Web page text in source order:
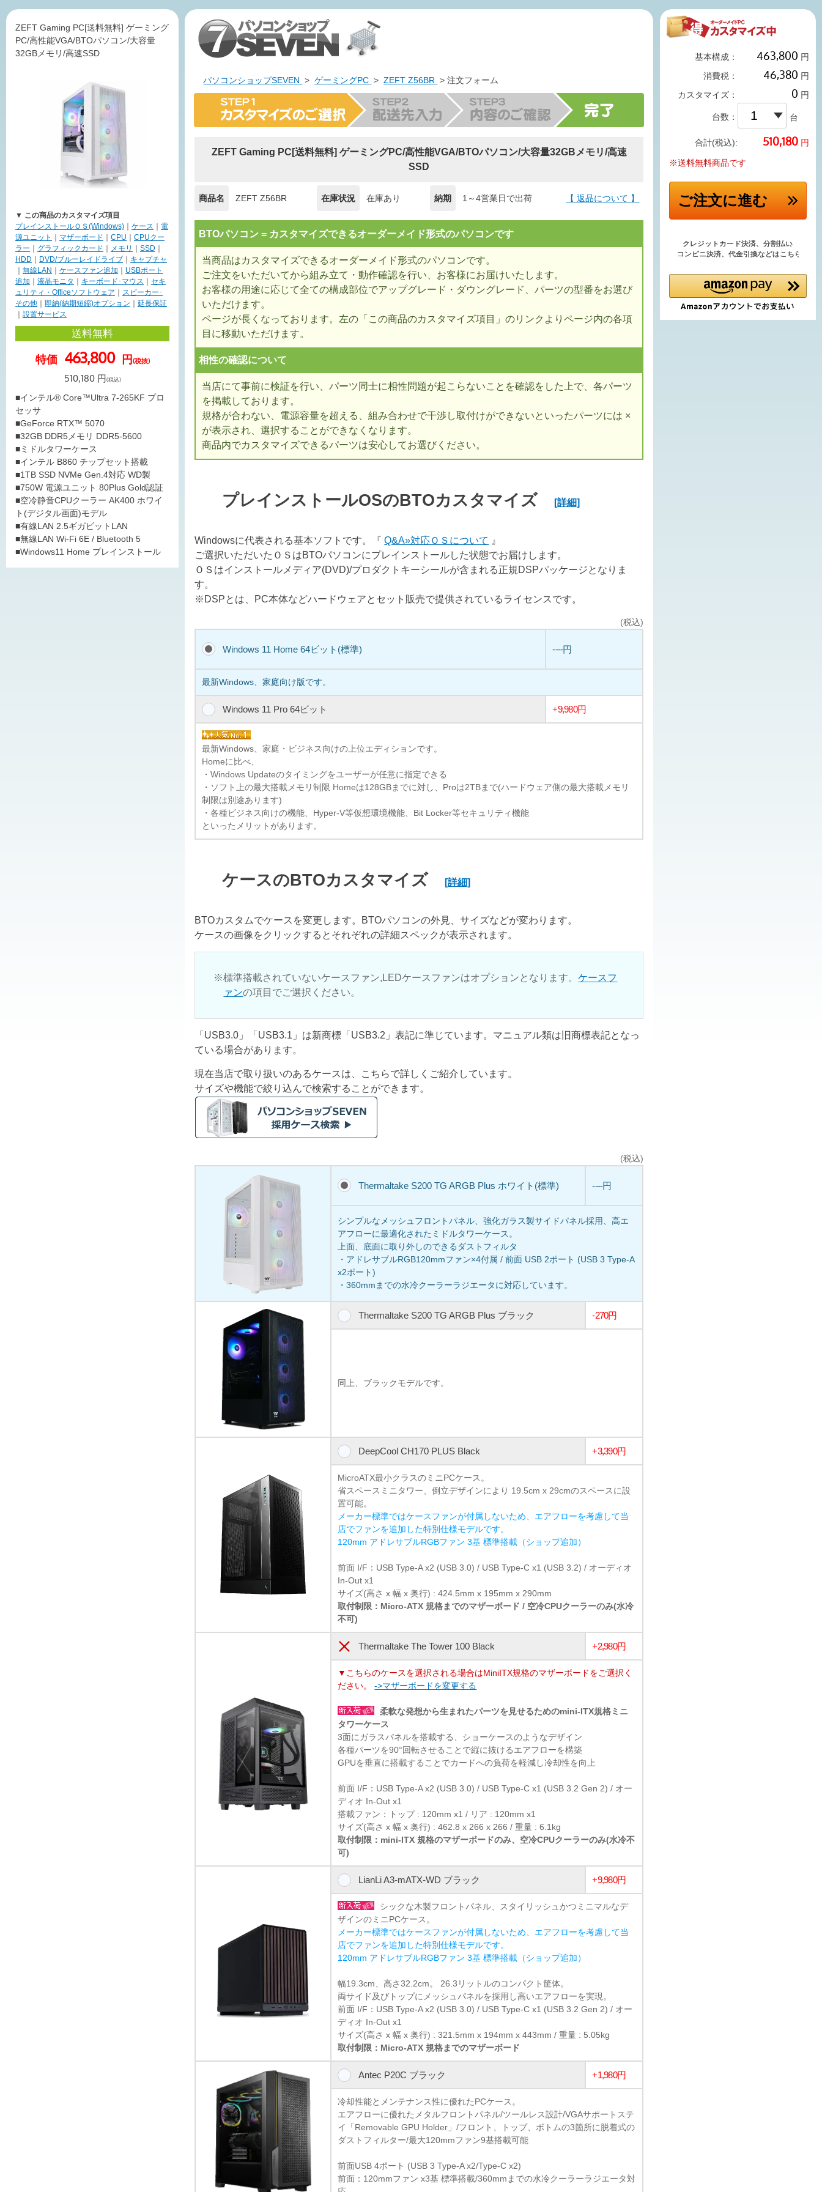
ZEFT Gaming PC[送料無料] ゲーミング
PC/高性能VGA/BTOパソコン/大容量
32GBメモリ/高速SSD
▼ この商品のカスタマイズ項目
プレインストールＯＳ(Windows)
ケース
電
源ユニット
マザーボード CPU
CPUクー
ラー
グラフィックカード メモリ SSD
HDD
DVD/ブルーレイドライブ
キャプチャ
無線LAN ケースファン追加
USBポート
追加
液晶モニタ キーボード･マウス
セキ
ュリティ・Officeソフトウェア
スピーカー･
その他
即納(納期短縮)オプション
延長保証
設置サービス
送料無料
特価 463,800 円(税抜)
510,180円(税込)
■インテル® Core™Ultra 7-265KF プロ
セッサ
■GeForce RTX™ 5070
■32GB DDR5メモリ DDR5-5600
■ミドルタワーケース
■インテル B860 チップセット搭載
■1TB SSD NVMe Gen.4対応 WD製
■750W 電源ユニット 80Plus Gold認証
■空冷静音CPUクーラー AK400 ホワイ
ト(デジタル画面)モデル
■有線LAN 2.5ギガビットLAN
■無線LAN Wi-Fi 6E / Bluetooth 5
■Windows11 Home プレインストール
パソコンショップSEVEN >ゲーミングPC >ZEFT Z56BR > 注文フォーム
ZEFT Gaming PC[送料無料] ゲーミングPC/高性能VGA/BTOパソコン/大容量32GBメモリ/高速
SSD
商品名 ZEFT Z56BR 在庫状況 在庫あり 納期 1～4営業日で出荷 【 返品について 】
BTOパソコン = カスタマイズできるオーダーメイド形式のパソコンです
当商品はカスタマイズできるオーダーメイド形式のパソコンです。
ご注文をいただいてから組み立て・動作確認を行い、お客様にお届けいたします。
お客様の用途に応じて全ての構成部位でアップグレード・ダウングレード、パーツの型番をお選び
いただけます。
ページが長くなっております。左の「この商品のカスタマイズ項目」のリンクよりページ内の各項
目に移動いただけます。
相性の確認について
当店にて事前に検証を行い、パーツ同士に相性問題が起こらないことを確認をした上で、各パーツ
を掲載しております。
規格が合わない、電源容量を超える、組み合わせで干渉し取付けができないといったパーツには ×
が表示され、選択することができなくなります。
商品内でカスタマイズできるパーツは安心してお選びください。
プレインストールOSのBTOカスタマイズ[詳細]
Windowsに代表される基本ソフトです。『Q&A»対応ＯＳについて 』
ご選択いただいたＯＳはBTOパソコンにプレインストールした状態でお届けします。
ＯＳはインストールメディア(DVD)/プロダクトキーシールが含まれる正規DSPパッケージとなりま
す。
※DSPとは、PC本体などハードウェアとセット販売で提供されているライセンスです。
(税込)
Windows 11 Home 64ビット(標準) ----円
最新Windows、家庭向け版です。
Windows 11 Pro 64ビット +9,980円
最新Windows、家庭・ビジネス向けの上位エディションです。
Homeに比べ、
・Windows Updateのタイミングをユーザーが任意に指定できる
・ソフト上の最大搭載メモリ制限 Homeは128GBまでに対し、Proは2TBまで(ハードウェア側の最大搭載メモリ
制限は別途あります)
・各種ビジネス向けの機能、Hyper-V等仮想環境機能、Bit Locker等セキュリティ機能
といったメリットがあります。
ケースのBTOカスタマイズ[詳細]
BTOカスタムでケースを変更します。BTOパソコンの外見、サイズなどが変わります。
ケースの画像をクリックするとそれぞれの詳細スペックが表示されます。
標準搭載されていないケースファン,LEDケースファンはオプションとなります。ケースフ
ァンの項目でご選択ください。
「USB3.0」「USB3.1」は新商標「USB3.2」表記に準じています。マニュアル類は旧商標表記となっ
ている場合があります。
現在当店で取り扱いのあるケースは、こちらで詳しくご紹介しています。
サイズや機能で絞り込んで検索することができます。
(税込)
Thermaltake S200 TG ARGB Plus ホワイト(標準) ----円
シンプルなメッシュフロントパネル、強化ガラス製サイドパネル採用、高エ
アフローに最適化されたミドルタワーケース。
上面、底面に取り外しのできるダストフィルタ
・アドレサブルRGB120mmファン×4付属 / 前面 USB 2ポート (USB 3 Type-A
x2ポート)
・360mmまでの水冷クーラーラジエータに対応しています。
Thermaltake S200 TG ARGB Plus ブラック -270円
同上、ブラックモデルです。
DeepCool CH170 PLUS Black +3,390円
MicroATX最小クラスのミニPCケース。
省スペースミニタワー、倒立デザインにより 19.5cm x 29cmのスペースに設
置可能。
メーカー標準ではケースファンが付属しないため、エアフローを考慮して当
店でファンを追加した特別仕様モデルです。
120mm アドレサブルRGBファン 3基 標準搭載（ショップ追加）
前面 I/F：USB Type-A x2 (USB 3.0) / USB Type-C x1 (USB 3.2) / オーディオ
In-Out x1
サイズ(高さ x 幅 x 奥行) : 424.5mm x 195mm x 290mm
取付制限：Micro-ATX 規格までのマザーボード / 空冷CPUクーラーのみ(水冷
不可)
Thermaltake The Tower 100 Black +2,980円
▼こちらのケースを選択される場合はMiniITX規格のマザーボードをご選択く
ださい。->マザーボードを変更する
柔軟な発想から生まれたパーツを見せるためのmini-ITX規格ミニ
タワーケース
3面にガラスパネルを搭載する、ショーケースのようなデザイン
各種パーツを90°回転させることで縦に抜けるエアフローを構築
GPUを垂直に搭載することでカードへの負荷を軽減し冷却性を向上
前面 I/F：USB Type-A x2 (USB 3.0) / USB Type-C x1 (USB 3.2 Gen 2) / オー
ディオ In-Out x1
搭載ファン：トップ : 120mm x1 / リア : 120mm x1
サイズ(高さ x 幅 x 奥行) : 462.8 x 266 x 266 / 重量 : 6.1kg
取付制限：mini-ITX 規格のマザーボードのみ、空冷CPUクーラーのみ(水冷不
可)
LianLi A3-mATX-WD ブラック +9,980円
シックな木製フロントパネル、スタイリッシュかつミニマルなデ
ザインのミニPCケース。
メーカー標準ではケースファンが付属しないため、エアフローを考慮して当
店でファンを追加した特別仕様モデルです。
120mm アドレサブルRGBファン 3基 標準搭載（ショップ追加）
幅19.3cm、高さ32.2cm。 26.3リットルのコンパクト筐体。
両サイド及びトップにメッシュパネルを採用し高いエアフローを実現。
前面 I/F：USB Type-A x2 (USB 3.0) / USB Type-C x1 (USB 3.2 Gen 2) / オー
ディオ In-Out x1
サイズ(高さ x 幅 x 奥行) : 321.5mm x 194mm x 443mm / 重量 : 5.05kg
取付制限：Micro-ATX 規格までのマザーボード
Antec P20C ブラック +1,980円
冷却性能とメンテナンス性に優れたPCケース。
エアフローに優れたメタルフロントパネル/ツールレス設計/VGAサポートステ
イ「Removable GPU Holder」/フロント、トップ、ボトムの3箇所に脱着式の
ダストフィルター/最大120mmファン9基搭載可能
前面USB 4ポート (USB 3 Type-A x2/Type-C x2)
前面：120mmファン x3基 標準搭載/360mmまでの水冷クーラーラジエータ対
基本構成：
円
消費税：
円
カスタマイズ：
円
台数： 台
合計(税込): 円
※送料無料商品です
ご注文に進む